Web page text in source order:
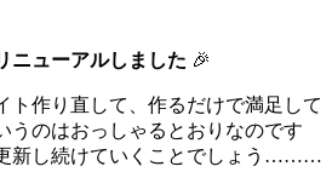
ニューアルしました 🎉
ト作り直して、作るだけで満足して
うのはおっしゃるとおりなのです
新し続けていくことでしょう………